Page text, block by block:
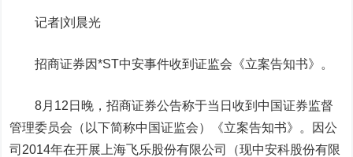
记者|刘晨光
招商证券因*ST中安事件收到证监会《立案告知书》。
8月 12 日晚，招商证券公告称于当日收到中国证券监督
管理委员会（以下简称中国证监会）《立案告知书》。因公
司 2014年在开展上海飞乐股份有限公司（现中安科股份有限